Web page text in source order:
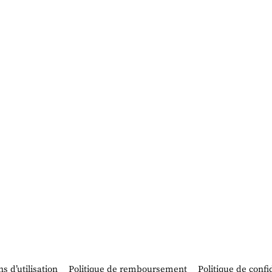
d’utilisation Politique de remboursement Politique de